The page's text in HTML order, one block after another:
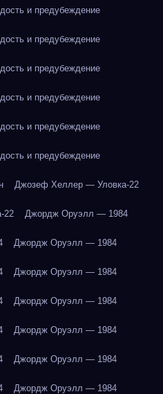
и предубеждение
и предубеждение
и предубеждение
и предубеждение
и предубеждение
и предубеждение
Джозеф Хеллер — Уловка-22
22 Джордж Оруэлл — 1984
Джордж Оруэлл — 1984
Джордж Оруэлл — 1984
Джордж Оруэлл — 1984
Джордж Оруэлл — 1984
Джордж Оруэлл — 1984
Джордж Оруэлл — 1984